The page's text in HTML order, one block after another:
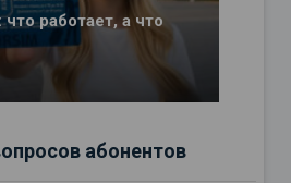
работает, а что
абонентов